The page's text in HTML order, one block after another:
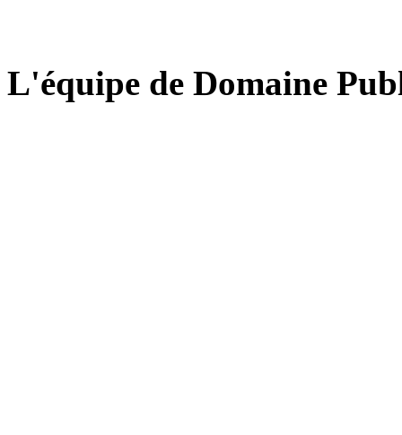
L'équipe de Domaine